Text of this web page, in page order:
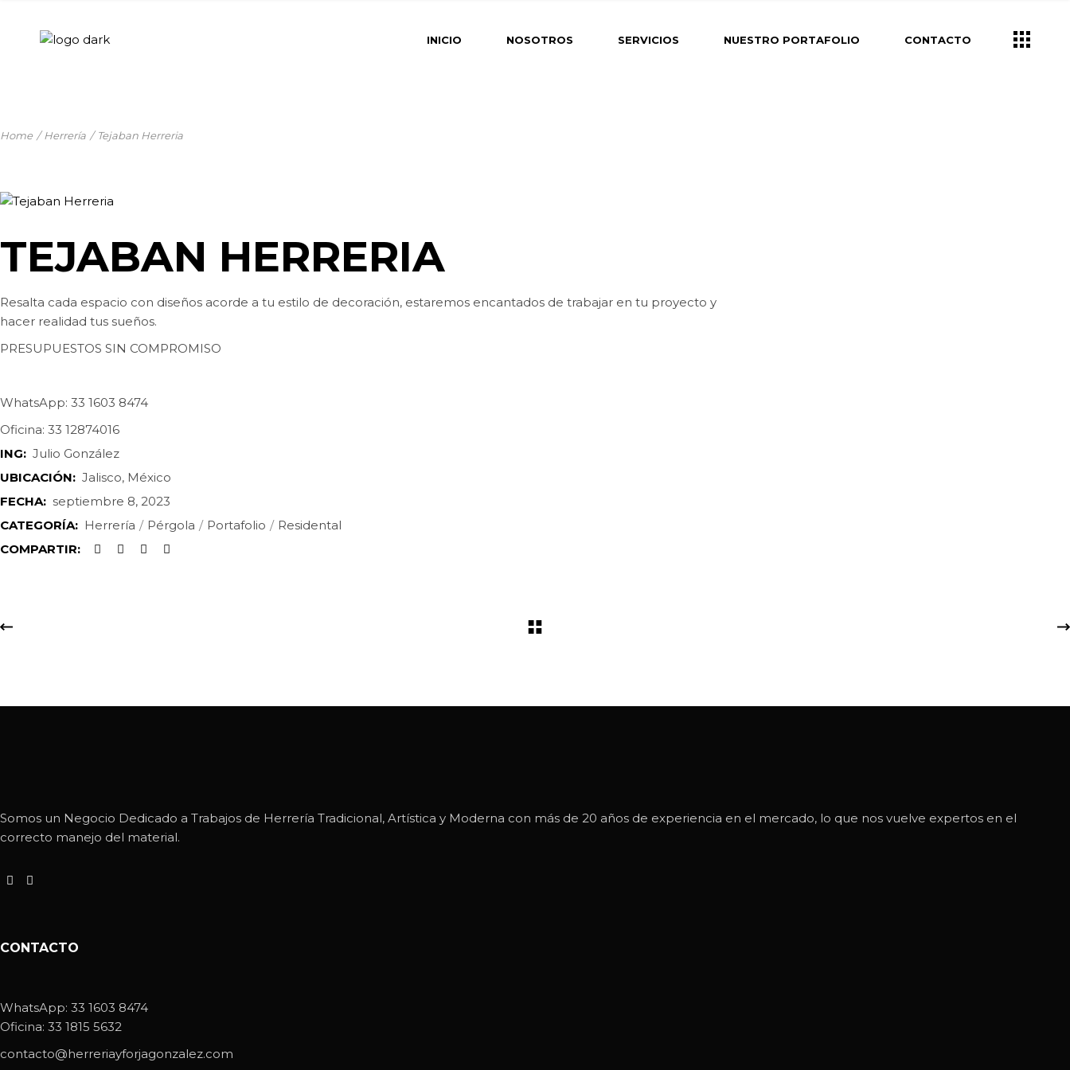
content INICIO NOSOTROS SERVICIOS NUESTRO PORTAFOLIO CONTACTO
Home Herrería Tejaban Herreria
TEJABAN HERRERIA
Resalta cada espacio con diseños acorde a tu estilo de decoración, estaremos encantados de trabajar en tu proyecto y
hacer realidad tus sueños.
PRESUPUESTOS SIN COMPROMISO
WhatsApp: 33 1603 8474
Oficina: 33 12874016
ING: Julio González
UBICACIÓN: Jalisco, México
FECHA: septiembre 8, 2023
CATEGORÍA: Herrería Pérgola Portafolio
Residental
COMPARTIR:
Somos un Negocio Dedicado a Trabajos de Herrería Tradicional, Artística y Moderna con más de 20 años de experiencia en el mercado, lo que nos vuelve expertos en el
correcto manejo del material.
CONTACTO
WhatsApp: 33 1603 8474
Oficina: 33 1815 5632
contacto@herreriayforjagonzalez.com